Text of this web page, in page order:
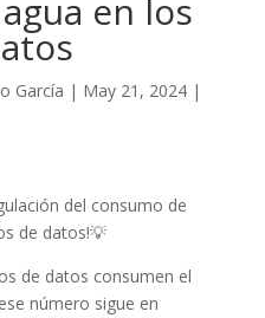
en los
García | May 21, 2024|
del consumo de
de datos!💡
de datos consumen el
número sigue en